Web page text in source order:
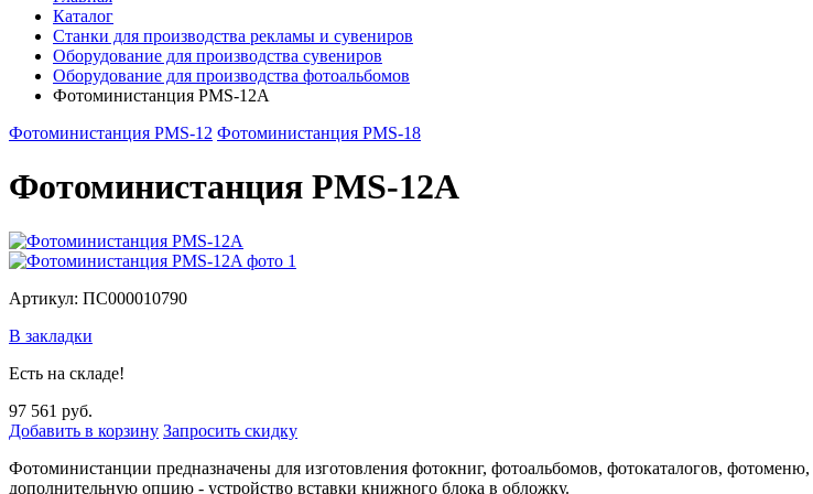
Каталог
Станки для производства рекламы и сувениров
Оборудование для производства сувениров
Оборудование для производства фотоальбомов
Фотоминистанция PMS-12A
Фотоминистанция PMS-12 Фотоминистанция PMS-18
Фотоминистанция PMS-12A
Артикул: ПС000010790
В закладки
Есть на складе!
97 561 руб.
Добавить в корзину Запросить скидку
Фотоминистанции предназначены для изготовления фотокниг, фотоальбомов, фотокаталогов,
дополнительную опцию - устройство вставки книжного блока в обложку.